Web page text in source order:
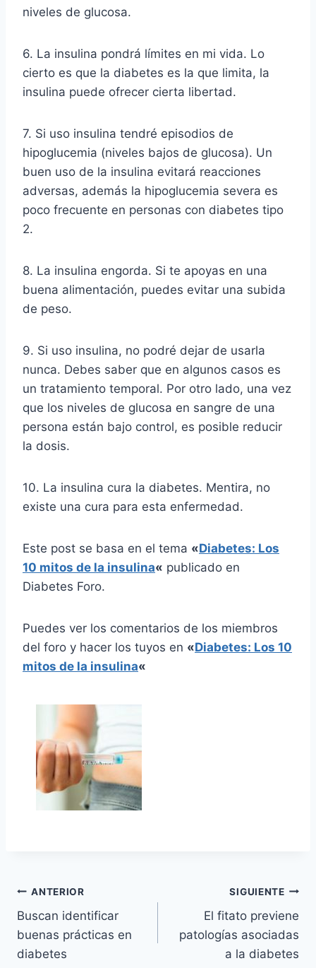
niveles de glucosa.
6. La insulina pondrá límites en mi vida. Lo
cierto es que la diabetes es la que limita, la
insulina puede ofrecer cierta libertad.
7. Si uso insulina tendré episodios de
hipoglucemia (niveles bajos de glucosa). Un
buen uso de la insulina evitará reacciones
adversas, además la hipoglucemia severa es
poco frecuente en personas con diabetes tipo
2.
8. La insulina engorda. Si te apoyas en una
buena alimentación, puedes evitar una subida
de peso.
9. Si uso insulina, no podré dejar de usarla
nunca. Debes saber que en algunos casos es
un tratamiento temporal. Por otro lado, una vez
que los niveles de glucosa en sangre de una
persona están bajo control, es posible reducir
la dosis.
10. La insulina cura la diabetes. Mentira, no
existe una cura para esta enfermedad.
Este post se basa en el tema «Diabetes: Los
10 mitos de la insulina« publicado en
Diabetes Foro.
Puedes ver los comentarios de los miembros
del foro y hacer los tuyos en «Diabetes: Los 10
mitos de la insulina«
Navegación
de
entradas
ANTERIOR
Buscan identificar
buenas prácticas en
diabetes
SIGUIENTE
El fitato previene
patologías asociadas
a la diabetes